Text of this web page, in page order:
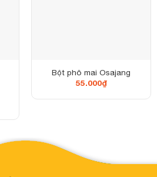
Bột phô mai Osajang
55.000₫